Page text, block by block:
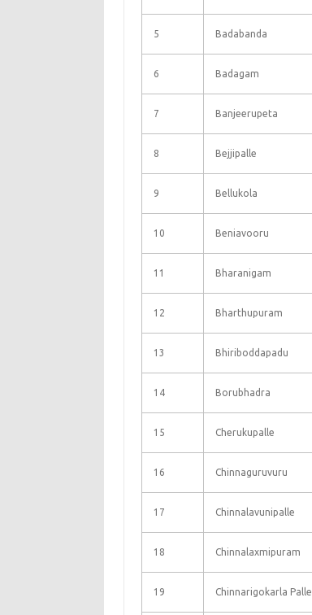
5 Badabanda
6 Badagam
7 Banjeerupeta
8 Bejjipalle
9 Bellukola
10 Beniavooru
11 Bharanigam
12 Bharthupuram
13 Bhiriboddapadu
14 Borubhadra
15 Cherukupalle
16 Chinnaguruvuru
17 Chinnalavunipalle
18 Chinnalaxmipuram
19 Chinnarigokarla Palle